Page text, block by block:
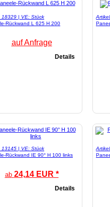
18329 | VE: Stück
Rückwand L 625 H 200
auf Anfrage
Details
13145 | VE: Stück
Rückwand IE 90° H 100 links
ab 24,14 EUR *
Details